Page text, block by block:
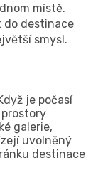
místě.
do destinace
smysl.
je počasí
galerie,
uvolněný
destinace